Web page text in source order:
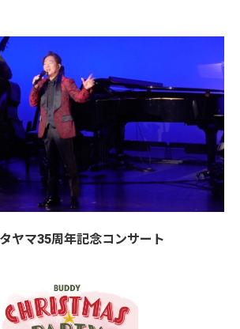
ヤマ35周年記念コンサート